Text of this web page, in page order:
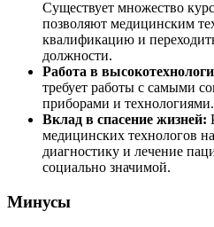
Существует множество
позволяют медицинским
квалификацию и
должности.
Работа в
требует работы с самыми
приборами и технологиями.
Вклад в спасение жизней:
медицинских технологов
диагностику и лечение
социально значимой.
Минусы